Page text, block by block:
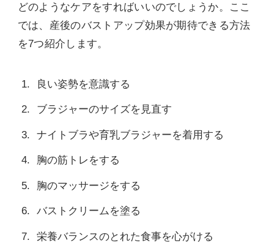
どのようなケアをすればいいのでしょうか。ここ
では、産後のバストアップ効果が期待できる方法
を7つ紹介します。
良い姿勢を意識する
ブラジャーのサイズを見直す
ナイトブラや育乳ブラジャーを着用する
胸の筋トレをする
胸のマッサージをする
バストクリームを塗る
栄養バランスのとれた食事を心がける